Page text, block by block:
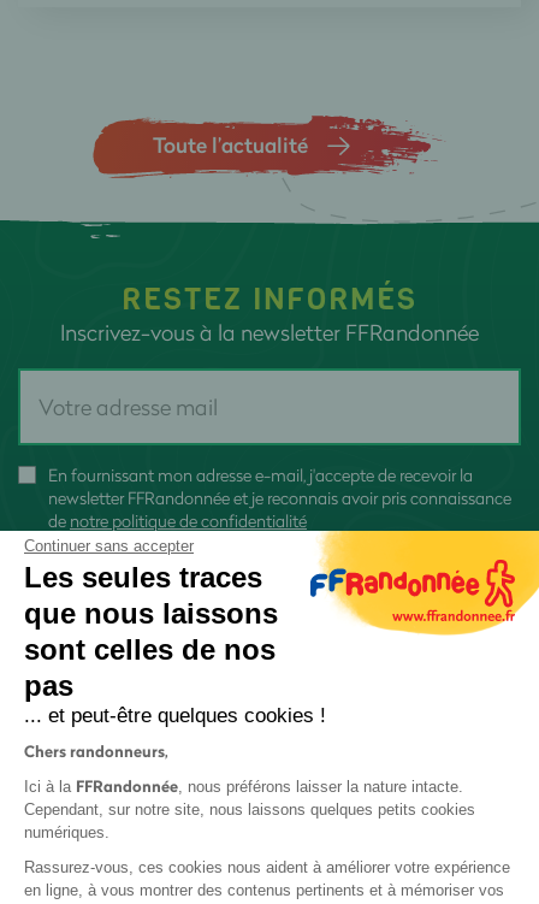
Toute l’actualité
RESTEZ INFORMÉS
Inscrivez-vous à la newsletter FFRandonnée
En fournissant mon adresse e-mail, j'accepte de recevoir la
newsletter FFRandonnée et je reconnais avoir pris connaissance
de notre politique de confidentialité
Protection des données
Continuer sans accepter
Les seules traces
que nous laissons
sont celles de nos
pas
... et peut-être quelques cookies !
Chers randonneurs,
Ici à la FFRandonnée, nous préférons laisser la nature intacte.
Cependant, sur notre site, nous laissons quelques petits cookies
numériques.
Rassurez-vous, ces cookies nous aident à améliorer votre expérience
en ligne, à vous montrer des contenus pertinents et à mémoriser vos